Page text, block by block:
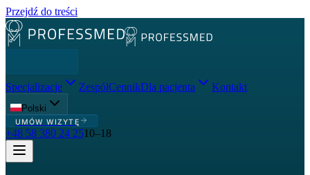
Przejdź do treści
Specjalizacje ZespółCennikDla pacjenta Kontakt
Polski
UMÓW WIZYTĘ
+48 58 380 24 2510–18